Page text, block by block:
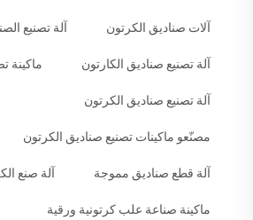
آلات صناديق الكرتون آلة تصنيع
آلة تصنيع صناديق الكارتون ماكينة
آلة تصنيع صناديق الكرتون
مصنّعو ماكينات تصنيع صناديق الكرتون
آلة قطع صناديق مموجة آلة صنع
ماكينة صناعة علب كرتونية ورقية